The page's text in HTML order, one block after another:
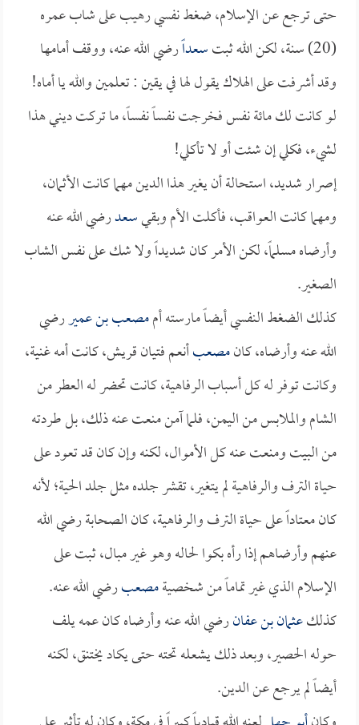
حتى ترجع عن الإسلام، ضغط نفسي رهيب على شاب عمره
(20) سنة، لكن الله ثبت
سعداًرضي الله عنه، ووقف أمامها
وقد أشرفت على الهلاك يقول لها في يقين : تعلمين والله يا أماه!
لو كانت لك مائة نفس فخرجت نفساً نفساً، ما تركت ديني هذا
لشيء، فكلي إن شئت أو لا تأكلي!
إصرار شديد، استحالة أن يغير هذا الدين مهما كانت الأثمان،
ومهما كانت العواقب، فأكلت الأم وبقيسعدرضي الله عنه
وأرضاه مسلماً، لكن الأمر كان شديداً ولا شك على نفس الشاب
الصغير.
كذلك الضغط النفسي أيضاً مارسته أممصعب بن عميررضي
الله عنه وأرضاه، كانمصعبأنعم فتيان قريش، كانت أمه غنية،
وكانت توفر له كل أسباب الرفاهية، كانت تحضر له العطر من
الشام والملابس من اليمن، فلما آمن منعت عنه ذلك، بل طردته
من البيت ومنعت عنه كل الأموال، لكنه وإن كان قد تعود على
حياة الترف والرفاهية لم يتغير، تقشر جلده مثل جلد الحية؛ لأنه
كان معتاداً على حياة الترف والرفاهية، كان الصحابة رضي الله
عنهم وأرضاهم إذا رأه بكوا لحاله وهو غير مبال، ثبت على
الإسلام الذي غير تماماً من شخصيةمصعبرضي الله عنه.
كذلكعثمان بن عفانرضي الله عنه وأرضاه كان عمه يلف
حوله الحصير، وبعد ذلك يشعله تحته حتى يكاد يختنق، لكنه
أيضاً لم يرجع عن الدين.